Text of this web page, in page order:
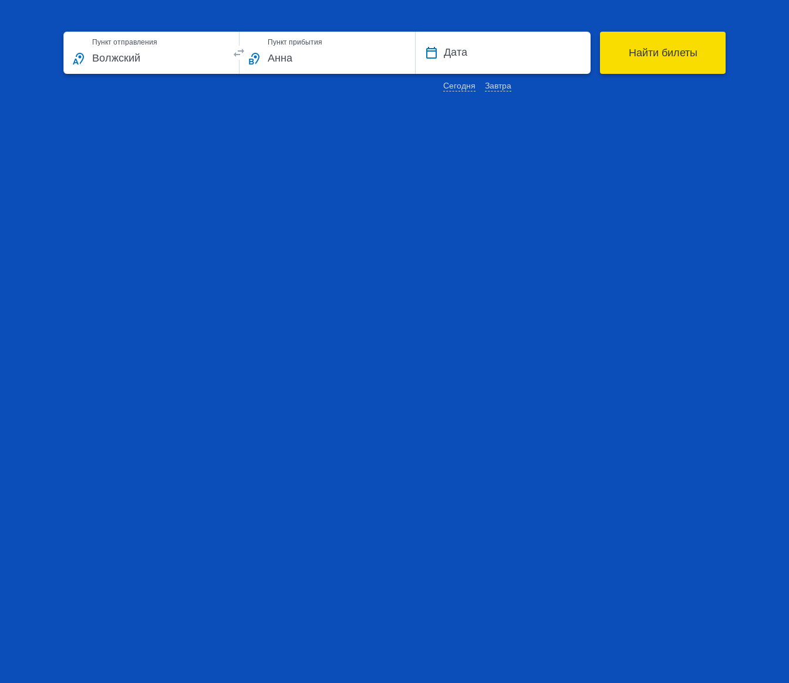
Пункт отправления Пункт прибытия
Дата
Сегодня Завтра
Найти билеты